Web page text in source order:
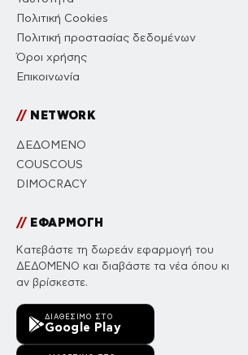
Πολιτική Cookies
Πολιτική προστασίας δεδομένων
Όροι χρήσης
Επικοινωνία
//NETWORK
ΔΕΔΟΜΕΝΟ
COUSCOUS
DIMOCRACY
//ΕΦΑΡΜΟΓΗ
Κατεβάστε τη δωρεάν εφαρμογή του
ΔΕΔΟΜΕΝΟ και διαβάστε τα νέα όπου κι
αν βρίσκεστε.
ΔΙΑΘΈΣΙΜΟ ΣΤΟ
Google Play